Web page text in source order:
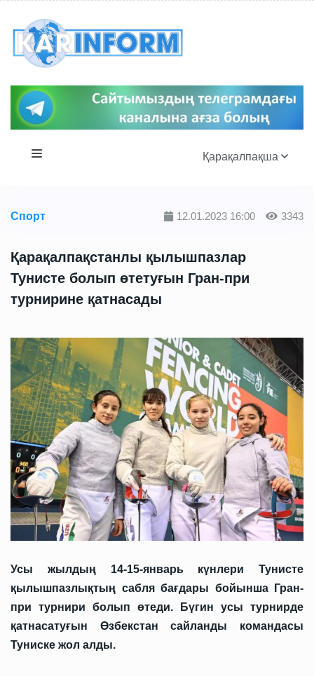
Қарақалпақша
Спорт 12.01.2023 16:00 3343
Қарақалпақстанлы қылышпазлар
Тунисте болып өтетуғын Гран-при
турнирине қатнасады
Усы жылдың 14-15-январь күнлери Тунисте
қылышпазлықтың сабля бағдары бойынша Гран-
при турнири болып өтеди. Бүгин усы турнирде
қатнасатуғын Өзбекстан сайланды командасы
Туниске жол алды.